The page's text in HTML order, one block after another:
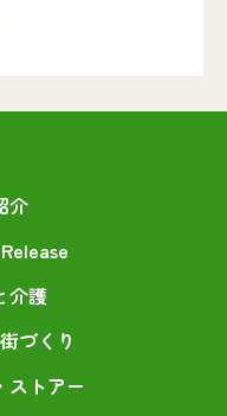
介
介護
づくり
ストアー